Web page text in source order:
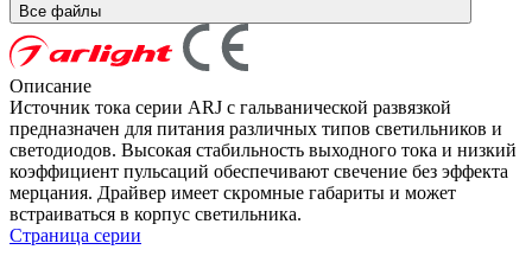
Все файлы
Описание
Источник тока серии ARJ с гальванической развязкой
предназначен для питания различных типов светильников и
светодиодов. Высокая стабильность выходного тока и низкий
коэффициент пульсаций обеспечивают свечение без эффекта
мерцания. Драйвер имеет скромные габариты и может
встраиваться в корпус светильника.
Страница серии